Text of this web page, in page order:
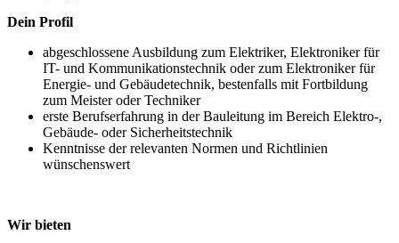
Dein Profil
abgeschlossene Ausbildung zum Elektriker, Elektroniker für
IT- und Kommunikationstechnik oder zum Elektroniker für
Energie- und Gebäudetechnik, bestenfalls mit Fortbildung
zum Meister oder Techniker
erste Berufserfahrung in der Bauleitung im Bereich Elektro-,
Gebäude- oder Sicherheitstechnik
Kenntnisse der relevanten Normen und Richtlinien
wünschenswert
Wir bieten